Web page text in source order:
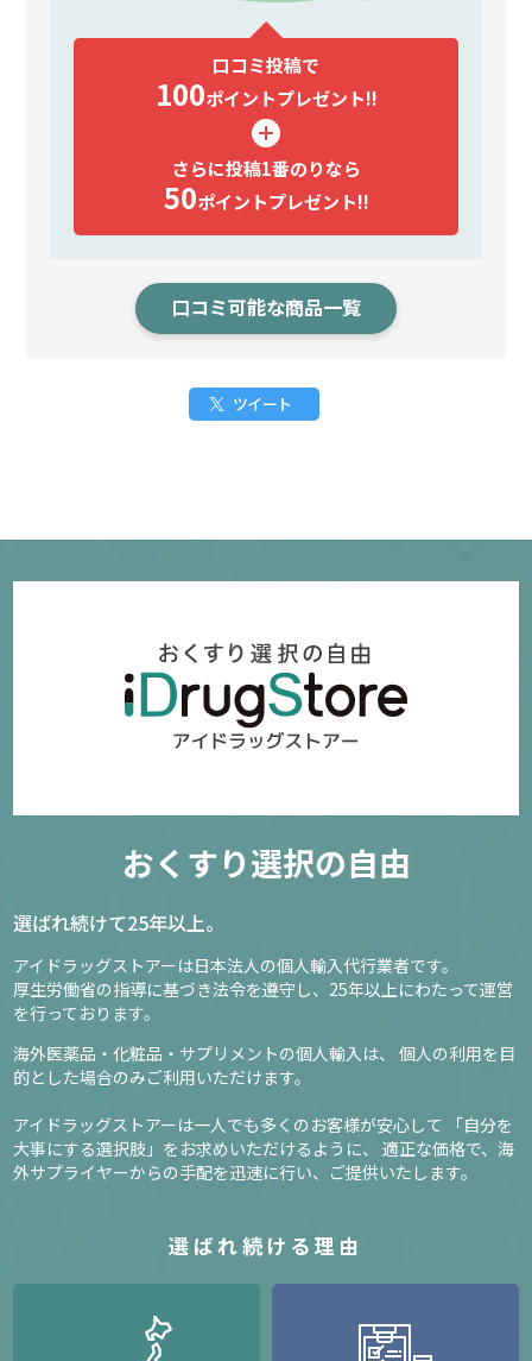
口コミ投稿で
100ポイントプレゼント!!
さらに投稿1番のりなら
50ポイントプレゼント!!
口コミ可能な商品一覧
ツイート
おくすり選択の自由
選ばれ続けて25年以上。
アイドラッグストアーは日本法人の個人輸入代行業者です。
厚生労働省の指導に基づき法令を遵守し、 25年以上にわたって運営
を行っております。
海外医薬品・化粧品・サプリメントの個人輸入は、
個人の利用を目
的とした場合のみご利用いただけます。
アイドラッグストアーは一人でも多くのお客様が安心して
「自分を
大事にする選択肢」をお求めいただけるように、
適正な価格で、海
外サプライヤーからの手配を迅速に行い、ご提供いたします。
選ばれ続ける理由